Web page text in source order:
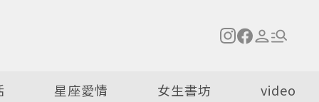
星座愛情 女生書坊 video